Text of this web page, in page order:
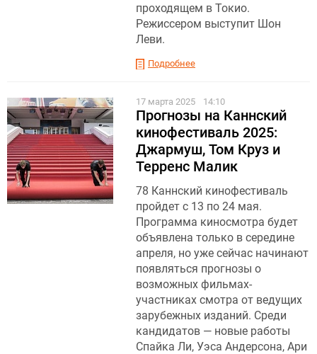
проходящем в Токио.
Режиссером выступит Шон
Леви.
Подробнее
17 марта 2025 14:10
Прогнозы на Каннский
кинофестиваль 2025:
Джармуш, Том Круз и
Терренс Малик
78 Каннский кинофестиваль
пройдет с 13 по 24 мая.
Программа киносмотра будет
объявлена ​​только в середине
апреля, но уже сейчас начинают
появляться прогнозы о
возможных фильмах-
участниках смотра от ведущих
зарубежных изданий. Среди
кандидатов — новые работы
Спайка Ли, Уэса Андерсона, Ари